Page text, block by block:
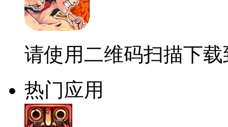
请使用二维码扫描下
热门应用